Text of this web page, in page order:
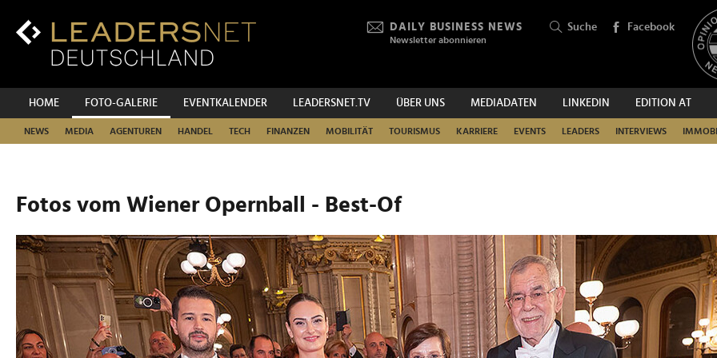
Inhalt
Hauptnavigation
DAILY BUSINESS NEWS
Newsletter abonnieren
Suche Facebook
HOME FOTO-GALERIE EVENTKALENDER LEADERSNET.TV ÜBER UNS MEDIADATEN LINKEDIN EDITION AT
NEWS MEDIA AGENTUREN HANDEL TECH FINANZEN MOBILITÄT TOURISMUS KARRIERE EVENTS LEADERS INTERVIEWS
SUCHEN
Fotos vom Wiener Opernball - Best-Of